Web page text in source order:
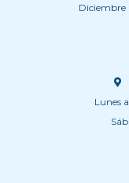
Diciembre
Lunes